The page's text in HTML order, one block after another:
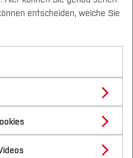
DE|EN Quicklinks
Auftraggeber in
Sie die Möglichkeit im
E-Rechnungen
das E-
entscheiden, welche Sie